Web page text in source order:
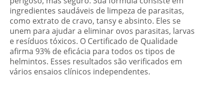
ingredientes saudáveis ​​de limpeza de parasitas,
como extrato de cravo, tansy e absinto. Eles se
unem para ajudar a eliminar ovos parasitas, larvas
e resíduos tóxicos. O Certificado de Qualidade
afirma 93% de eficácia para todos os tipos de
helmintos. Esses resultados são verificados em
vários ensaios clínicos independentes.